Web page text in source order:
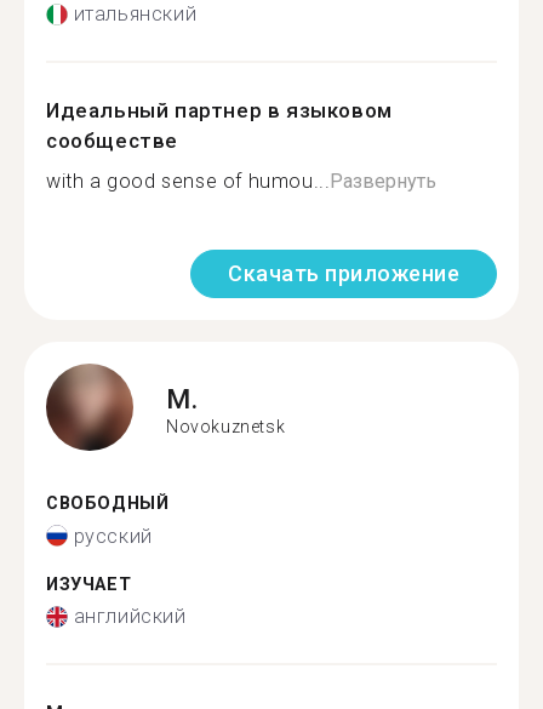
итальянский
Идеальный партнер в языковом
сообществе
with a good sense of humou...Развернуть
Скачать приложение
M.
Novokuznetsk
СВОБОДНЫЙ
русский
ИЗУЧАЕТ
английский